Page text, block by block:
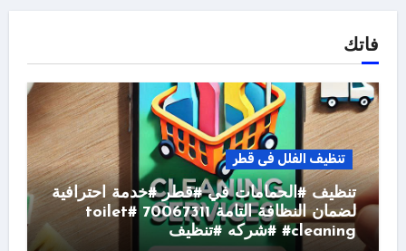
فاتك
تنظيف الفلل فى قطر
تنظيف #الحمامات في #قطر #خدمة احترافية
لضمان النظافة التامة 70067311 #toilet
#cleaning #شركه #تنظيف